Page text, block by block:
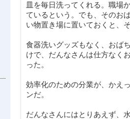
皿を毎日洗ってくれる。職場
ているという。でも、そのお
い物置き場に置いておくと、
食器洗いグッズもなく、おば
けで、だんなさんは仕方なく
った。
効率化のための分業が、かえ
ンだ。
だんなさんにはとりあえず、